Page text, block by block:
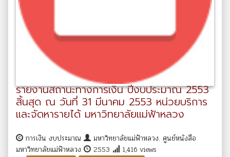
รายงานสถานะทางการเงิน ปีงบประมาณ 2553
สิ้นสุด ณ วันที่ 31 มีนาคม 2553 หน่วยบริการ
และจัดหารายได้ มหาวิทยาลัยแม่ฟ้าหลวง
การเงิน งบประมาณ
มหาวิทยาลัยแม่ฟ้าหลวง. ศูนย์หนังสือ
มหาวิทยาลัยแม่ฟ้าหลวง
2553
1,416 views